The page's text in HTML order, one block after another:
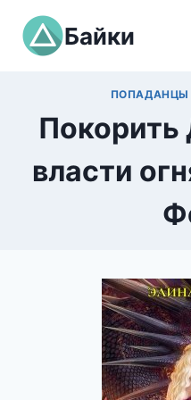
Перейти
содержимому
Байки
ПОПАДАНЦЫ
Покорить
власти